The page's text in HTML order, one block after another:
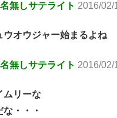
無しサテライト 2016/02/
ウオウジャー始まるよね
無しサテライト 2016/02/
ムリーな
・・・